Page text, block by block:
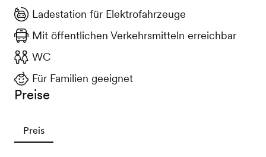
Ladestation für Elektrofahrzeuge
Mit öffentlichen Verkehrsmitteln erreichbar
WC
Für Familien geeignet
Preise
Preis